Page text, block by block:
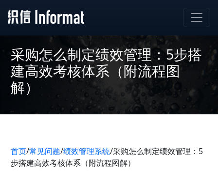
采购怎么制定绩效管理：5步搭
建高效考核体系（附流程图
解）
首页/常见问题/绩效管理系统/采购怎么制定绩效管理：5
步搭建高效考核体系（附流程图解）